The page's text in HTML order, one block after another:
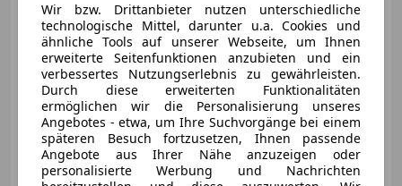
€ 14 880
02/2010 135 734 km Benzin
213 kW (290 PS)
Wir bzw. Drittanbieter nutzen unterschiedliche
technologische Mittel, darunter u.a. Cookies und
ähnliche Tools auf unserer Webseite, um Ihnen
erweiterte Seitenfunktionen anzubieten und ein
verbessertes Nutzungserlebnis zu gewährleisten.
Durch diese erweiterten Funktionalitäten
ermöglichen wir die Personalisierung unseres
Angebotes - etwa, um Ihre Suchvorgänge bei einem
späteren Besuch fortzusetzen, Ihnen passende
Angebote aus Ihrer Nähe anzuzeigen oder
personalisierte Werbung und Nachrichten